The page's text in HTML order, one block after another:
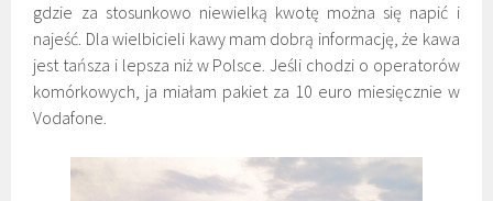
gdzie za stosunkowo niewielką kwotę można się napić i
najeść. Dla wielbicieli kawy mam dobrą informację, że kawa
jest tańsza i lepsza niż w Polsce. Jeśli chodzi o operatorów
komórkowych, ja miałam pakiet za 10 euro miesięcznie w
Vodafone.